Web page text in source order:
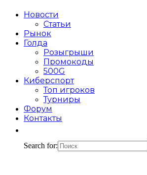
Новости
Статьи
Рынок
Голда
Розыгрыши
Промокоды
500G
Киберспорт
Топ игроков
Турниры
Форум
Контакты
Search for: